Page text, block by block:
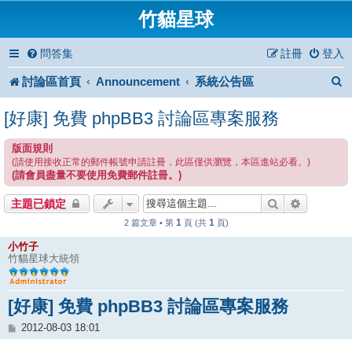
竹貓星球
問答集 登入
註冊
討論區首頁 Announcement 系統公告區
[好康] 免費 phpBB3 討論區專案服務
版面規則
(請使用接收正常的郵件帳號申請註冊，此區僅供瀏覽，本區進站必看。)
(請會員盡量不要使用免費郵件註冊。)
主題已鎖定 搜尋
2 篇文章 • 第 1 頁 (共 1 頁)
小竹子
竹貓星球大統領
[好康] 免費 phpBB3 討論區專案服務
文
2012-08-03 18:01